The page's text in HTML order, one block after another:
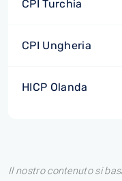
CPI Turchia
CPI Ungheria
HICP Olanda
Il nostro contenuto si